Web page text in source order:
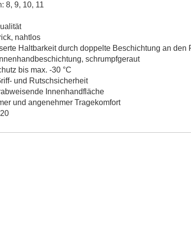
8, 9, 10, 11
nahtlos
Haltbarkeit durch doppelte Beschichtung an den
schrumpfgeraut
bis max. -30 °C
und Rutschsicherheit
Innenhandfläche
und angenehmer Tragekomfort